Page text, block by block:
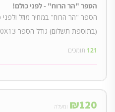
הספר "הר הרוח" - לפני כולם!
הספר "הר הרוח" במחיר מוזל
(בתוספת תשלום) גודל הספר 20X13 ס"מ.
121 תומכים
₪120 ומעלה